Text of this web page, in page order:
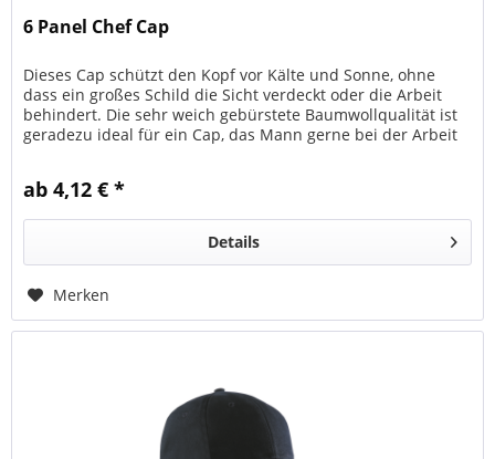
6 Panel Chef Cap
Dieses Cap schützt den Kopf vor Kälte und Sonne, ohne
dass ein großes Schild die Sicht verdeckt oder die Arbeit
behindert. Die sehr weich gebürstete Baumwollqualität ist
geradezu ideal für ein Cap, das Mann gerne bei der Arbeit
ab 4,12 € *
Details
Merken